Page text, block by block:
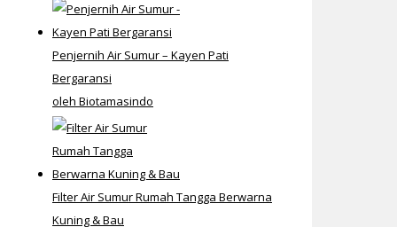
Penjernih Air Sumur – Kayen Pati
Bergaransi
oleh Biotamasindo
Filter Air Sumur Rumah Tangga Berwarna
Kuning & Bau